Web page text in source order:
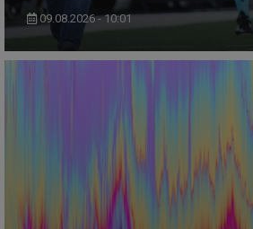
09.08.2026 - 10:01